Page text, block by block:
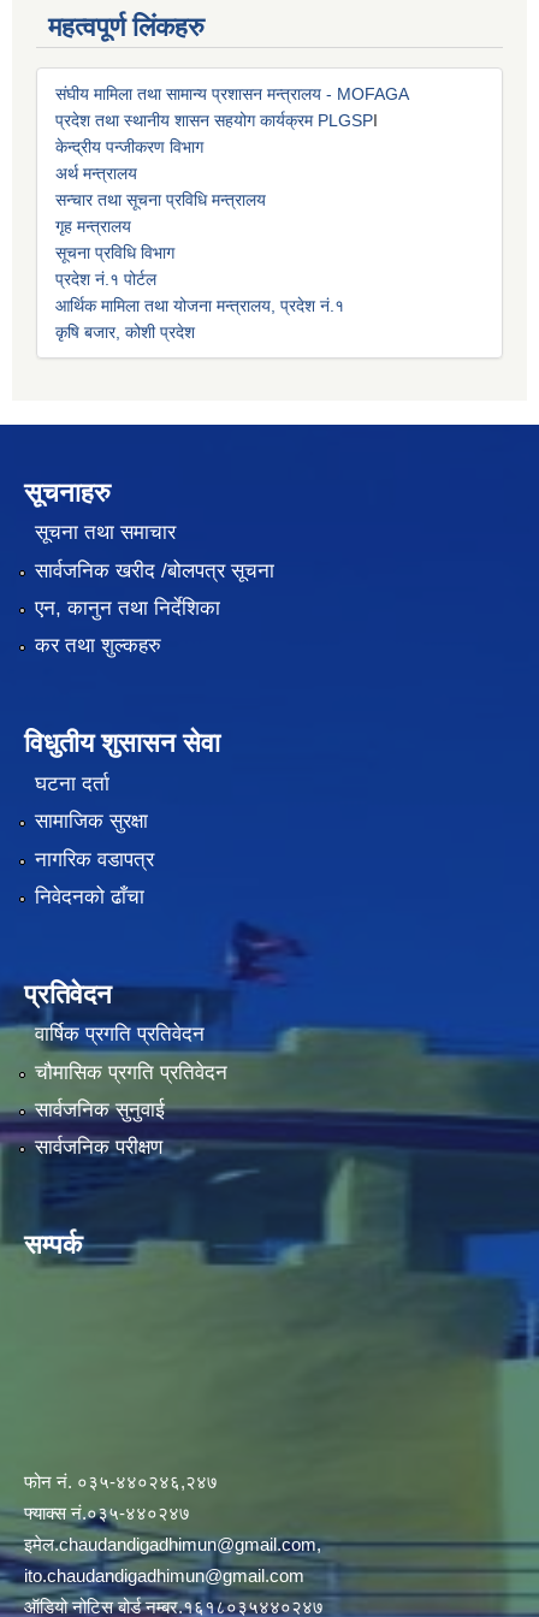
महत्वपूर्ण लिंकहरु
संघीय मामिला तथा सामान्य प्रशासन मन्त्रालय - MOFAGA
प्रदेश तथा स्थानीय शासन सहयोग कार्यक्रम PLGSPI
केन्द्रीय पन्जीकरण विभाग
अर्थ मन्त्रालय
सन्चार तथा सूचना प्रविधि मन्त्रालय
गृह मन्त्रालय
सूचना प्रविधि विभाग
प्रदेश नं.१ पोर्टल
आर्थिक मामिला तथा योजना मन्त्रालय, प्रदेश नं.१
कृषि बजार, कोशी प्रदेश
सूचनाहरु
सूचना तथा समाचार
सार्वजनिक खरीद /बोलपत्र सूचना
एन, कानुन तथा निर्देशिका
कर तथा शुल्कहरु
विधुतीय शुसासन सेवा
घटना दर्ता
सामाजिक सुरक्षा
नागरिक वडापत्र
निवेदनको ढाँचा
प्रतिवेदन
वार्षिक प्रगति प्रतिवेदन
चौमासिक प्रगति प्रतिवेदन
सार्वजनिक सुनुवाई
सार्वजनिक परीक्षण
सम्पर्क
फोन नं. ०३५-४४०२४६,२४७
फ्याक्स नं.०३५-४४०२४७
इमेल.chaudandigadhimun@gmail.com,
ito.chaudandigadhimun@gmail.com
ऑडियो नोटिस बोर्ड नम्बर.१६१८०३५४४०२४७